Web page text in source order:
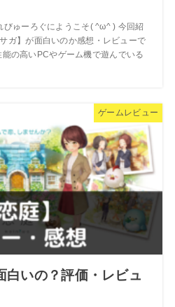
びゅーろぐにようこそ( ^ω^ ) 今回紹
ガ】が面白いのか感想・レビューで
能の高いPCやゲーム機で遊んでいる
ゲームレビュー
白いの？評価・レビュ